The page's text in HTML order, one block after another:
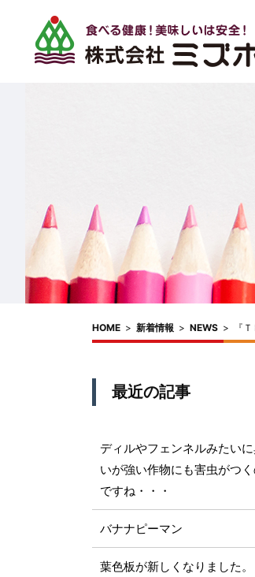
HOME > 新着情報 > NEWS > 『
最近の記事
ディルやフェンネルみたい
いが強い作物にも害虫がつ
ですね・・・
バナナピーマン
葉色板が新しくなりました。